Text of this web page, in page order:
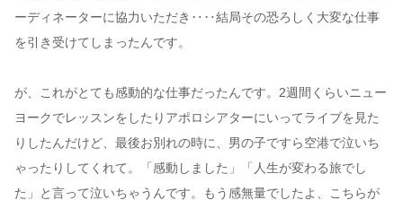
ーディネーターに協力いただき‥‥結局その恐ろしく大変な仕事
を引き受けてしまったんです。
が、これがとても感動的な仕事だったんです。2週間くらいニュー
ヨークでレッスンをしたりアポロシアターにいってライブを見た
りしたんだけど、最後お別れの時に、男の子ですら空港で泣いち
ゃったりしてくれて。「感動しました」「人生が変わる旅でし
た」と言って泣いちゃうんです。もう感無量でしたよ、こちらが